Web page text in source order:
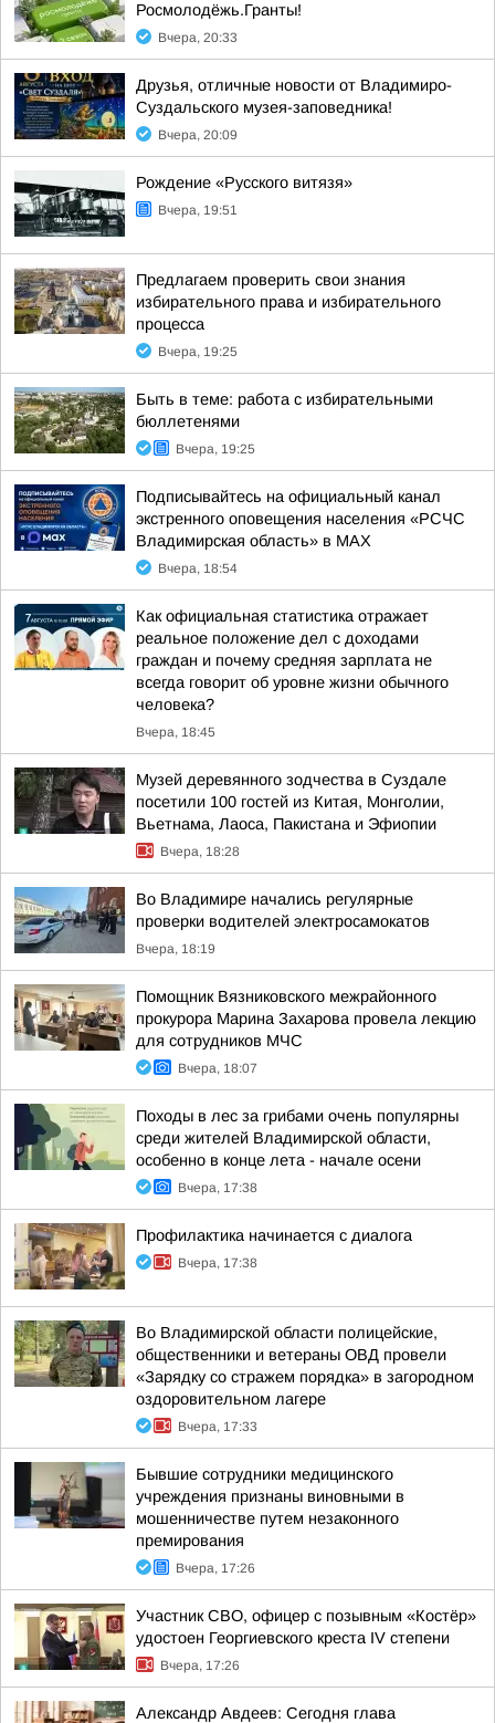
Росмолодёжь.Гранты!
Вчера, 20:33
Друзья, отличные новости от Владимиро-
Суздальского музея-заповедника!
Вчера, 20:09
Рождение «Русского витязя»
Вчера, 19:51
Предлагаем проверить свои знания
избирательного права и избирательного
процесса
Вчера, 19:25
Быть в теме: работа с избирательными
бюллетенями
Вчера, 19:25
Подписывайтесь на официальный канал
экстренного оповещения населения «РСЧС
Владимирская область» в МАХ
Вчера, 18:54
Как официальная статистика отражает
реальное положение дел с доходами
граждан и почему средняя зарплата не
всегда говорит об уровне жизни обычного
человека?
Вчера, 18:45
Музей деревянного зодчества в Суздале
посетили 100 гостей из Китая, Монголии,
Вьетнама, Лаоса, Пакистана и Эфиопии
Вчера, 18:28
Во Владимире начались регулярные
проверки водителей электросамокатов
Вчера, 18:19
Помощник Вязниковского межрайонного
прокурора Марина Захарова провела лекцию
для сотрудников МЧС
Вчера, 18:07
Походы в лес за грибами очень популярны
среди жителей Владимирской области,
особенно в конце лета - начале осени
Вчера, 17:38
Профилактика начинается с диалога
Вчера, 17:38
Во Владимирской области полицейские,
общественники и ветераны ОВД провели
«Зарядку со стражем порядка» в загородном
оздоровительном лагере
Вчера, 17:33
Бывшие сотрудники медицинского
учреждения признаны виновными в
мошенничестве путем незаконного
премирования
Вчера, 17:26
Участник СВО, офицер с позывным «Костёр»
удостоен Георгиевского креста IV степени
Вчера, 17:26
Александр Авдеев: Сегодня глава